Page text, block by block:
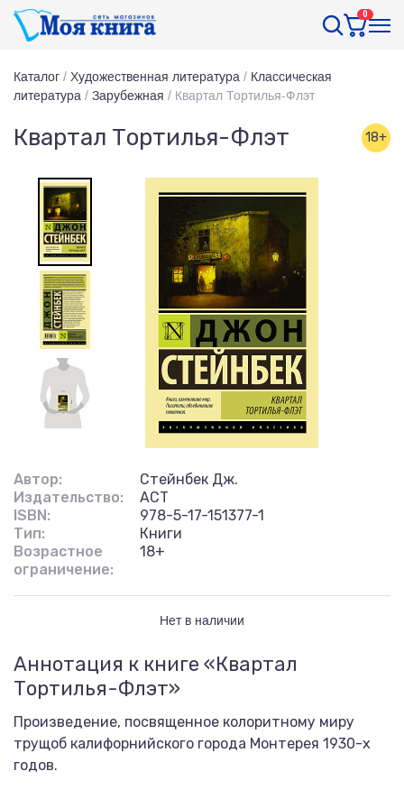
0
Каталог / Художественная литература / Классическая
литература / Зарубежная / Квартал Тортилья-Флэт
Квартал Тортилья-Флэт 18+
Автор:
Стейнбек Дж.
Издательство:
АСТ
ISBN:
978-5-17-151377-1
Тип:
Книги
Возрастное
ограничение:
18+
Нет в наличии
Аннотация к книге «Квартал
Тортилья-Флэт»
Произведение, посвященное колоритному миру
трущоб калифорнийского города Монтерея 1930-х
годов.